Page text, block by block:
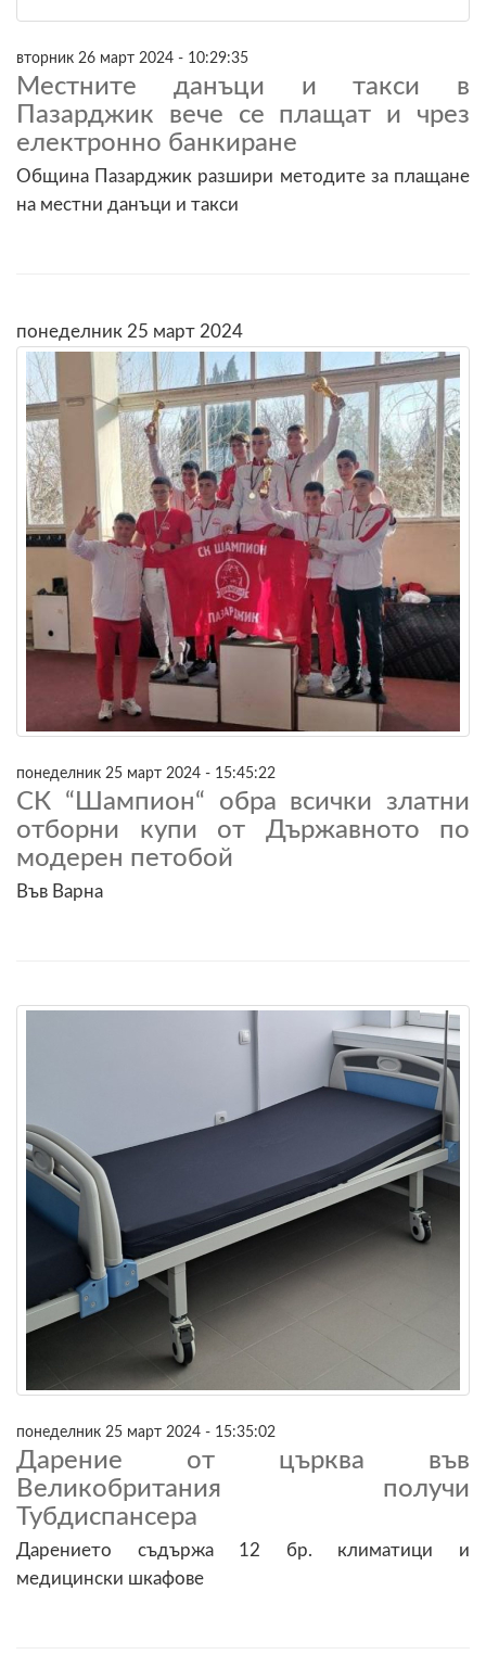
вторник 26 март 2024 - 10:29:35
Местните данъци и такси в
Пазарджик вече се плащат и чрез
електронно банкиране
Община Пазарджик разшири методите за плащане
на местни данъци и такси
понеделник 25 март 2024
понеделник 25 март 2024 - 15:45:22
СК “Шампион“ обра всички златни
отборни купи от Държавното по
модерен петобой
Във Варна
понеделник 25 март 2024 - 15:35:02
Дарение от църква във
Великобритания получи
Тубдиспансера
Дарението съдържа 12 бр. климатици и
медицински шкафове